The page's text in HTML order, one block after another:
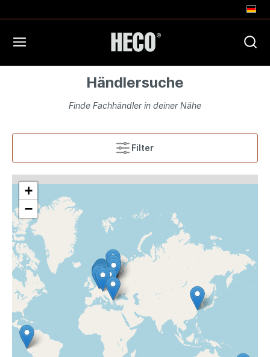
Händlersuche
Finde Fachhändler in deiner Nähe
Filter
+
−